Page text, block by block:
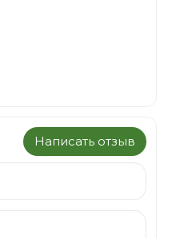
Написать отзыв